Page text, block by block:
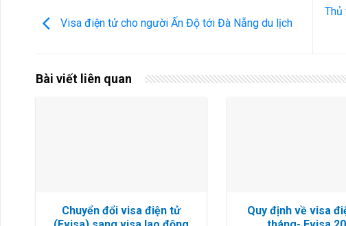
Visa điện tử cho người Ấn Độ tới Đà Nẵng du lịch
Thủ
Bài viết liên quan
Chuyển đổi visa điện tử
Quy định về visa